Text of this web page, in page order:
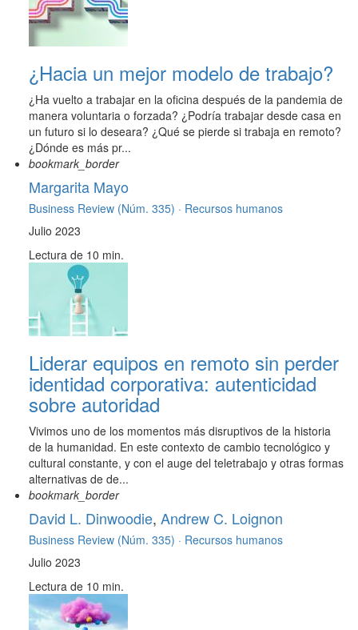
¿Hacia un mejor modelo de trabajo?
¿Ha vuelto a trabajar en la oficina después de la pandemia de
manera voluntaria o forzada? ¿Podría trabajar desde casa en
un futuro si lo deseara? ¿Qué se pierde si trabaja en remoto?
¿Dónde es más pr...
bookmark_border
Margarita Mayo
Business Review (Núm. 335) · Recursos humanos
Julio 2023
Lectura de 10 min.
Liderar equipos en remoto sin perder
identidad corporativa: autenticidad
sobre autoridad
Vivimos uno de los momentos más disruptivos de la historia
de la humanidad. En este contexto de cambio tecnológico y
cultural constante, y con el auge del teletrabajo y otras formas
alternativas de de...
bookmark_border
David L. Dinwoodie, Andrew C. Loignon
Business Review (Núm. 335) · Recursos humanos
Julio 2023
Lectura de 10 min.